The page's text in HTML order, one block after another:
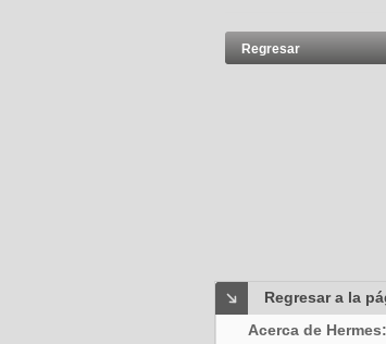
Regresar
Regresar a la
Acerca de Hermes: